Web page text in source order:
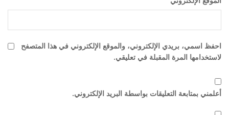
احفظ اسمي، بريدي الإلكتروني، والموقع الإلكتروني في هذا المتصفح
لاستخدامها المرة المقبلة في تعليقي.
أعلمني بمتابعة التعليقات بواسطة البريد الإلكتروني.